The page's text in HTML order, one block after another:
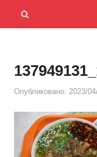
Menu
Открыть
Опубликовано: 2023/